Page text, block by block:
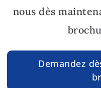
nous dès
Demandez